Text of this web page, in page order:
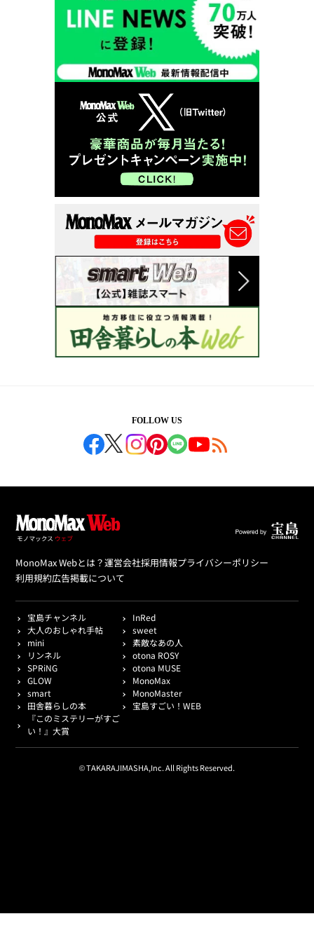
FOLLOW US
MonoMax Webとは？運営会社採用情報プライバシーポリシー
利用規約広告掲載について
宝島チャンネル
InRed
大人のおしゃれ手帖
sweet
mini
素敵なあの人
リンネル
otona ROSY
SPRiNG
otona MUSE
GLOW
MonoMax
smart
MonoMaster
田舎暮らしの本
宝島すごい！WEB
『このミステリーがすご
い！』大賞
© TAKARAJIMASHA,Inc. All Rights Reserved.